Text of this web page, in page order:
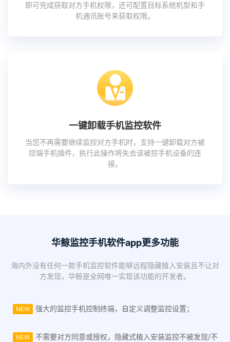
即可完成获取对方手机权限，还可配置目标系统机型和手
机通讯账号来获取权限。
一键卸载手机监控软件
当您不再需要继续监控对方手机时，支持一键卸载对方被
控端手机插件，执行此操作将失去该被控手机设备的连
接。
华鲸监控手机软件app更多功能
海内外没有任何一款手机监控软件能够远程隐藏植入安装且不让对
方发现，华鲸是全网唯一实现该功能的开发者。
NEW 强大的监控手机控制终端，自定义调整监控设置；
NEW
不需要对方同意或授权，隐藏式植入安装监控不被发现/不